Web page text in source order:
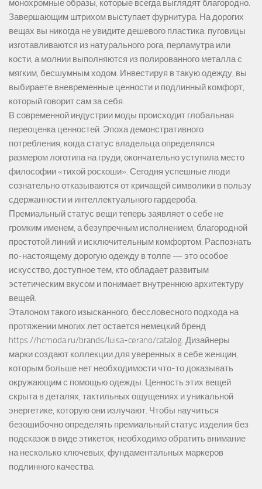
монохромные образы, которые всегда выглядят благородно.
Завершающим штрихом выступает фурнитура. На дорогих
вещах вы никогда не увидите дешевого пластика: пуговицы
изготавливаются из натурального рога, перламутра или
кости, а молнии выполняются из полированного металла с
мягким, бесшумным ходом. Инвестируя в такую одежду, вы
выбираете вневременные ценности и подлинный комфорт,
который говорит сам за себя.
В современной индустрии моды происходит глобальная
переоценка ценностей. Эпоха демонстративного
потребления, когда статус владельца определялся
размером логотипа на груди, окончательно уступила место
философии «тихой роскоши». Сегодня успешные люди
сознательно отказываются от кричащей символики в пользу
сдержанности и интеллектуального гардероба.
Премиальный статус вещи теперь заявляет о себе не
громким именем, а безупречным исполнением, благородной
простотой линий и исключительным комфортом. Распознать
по-настоящему дорогую одежду в толпе — это особое
искусство, доступное тем, кто обладает развитым
эстетическим вкусом и понимает внутреннюю архитектуру
вещей.
Эталоном такого изысканного, бессловесного подхода на
протяжении многих лет остается немецкий бренд
https://hcmoda.ru/brands/luisa-cerano/catalog. Дизайнеры
марки создают коллекции для уверенных в себе женщин,
которым больше нет необходимости что-то доказывать
окружающим с помощью одежды. Ценность этих вещей
скрыта в деталях, тактильных ощущениях и уникальной
энергетике, которую они излучают. Чтобы научиться
безошибочно определять премиальный статус изделия без
подсказок в виде этикеток, необходимо обратить внимание
на несколько ключевых, фундаментальных маркеров
подлинного качества.